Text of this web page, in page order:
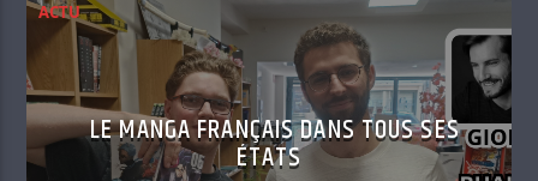
ACTU
LE MANGA FRANÇAIS DANS TOUS SES
ÉTATS